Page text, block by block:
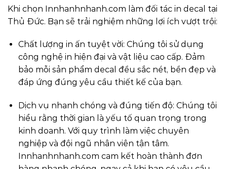
Khi chọn Innhanhnhanh.com làm đối tác in decal tại
Thủ Đức. Bạn sẽ trải nghiệm những lợi ích vượt trội:
Chất lượng in ấn tuyệt vời: Chúng tôi sử dụng
công nghệ in hiện đại và vật liệu cao cấp. Đảm
bảo mỗi sản phẩm decal đều sắc nét, bền đẹp và
đáp ứng đúng yêu cầu thiết kế của bạn.
Dịch vụ nhanh chóng và đúng tiến độ: Chúng tôi
hiểu rằng thời gian là yếu tố quan trọng trong
kinh doanh. Với quy trình làm việc chuyên
nghiệp và đội ngũ nhân viên tận tâm.
Innhanhnhanh.com cam kết hoàn thành đơn